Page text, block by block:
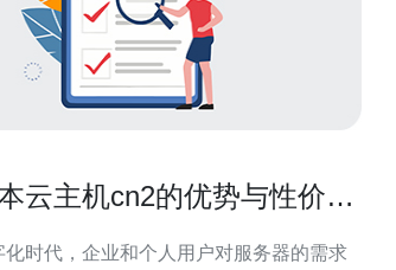
云主机cn2的优势与性价比
化时代，企业和个人用户对服务器的需求